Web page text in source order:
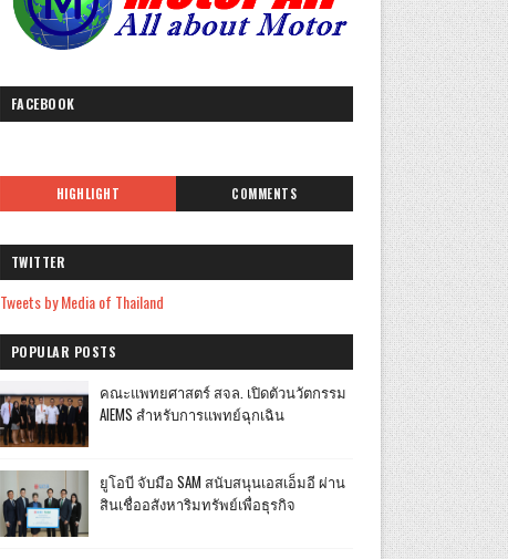
FACEBOOK
HIGHLIGHT COMMENTS
TWITTER
Tweets by Media of Thailand
POPULAR POSTS
คณะแพทยศาสตร์ สจล. เปิดตัวนวัตกรรม
AIEMS สำหรับการแพทย์ฉุกเฉิน
ยูโอบี จับมือ SAM สนับสนุนเอสเอ็มอี ผ่าน
สินเชื่ออสังหาริมทรัพย์เพื่อธุรกิจ